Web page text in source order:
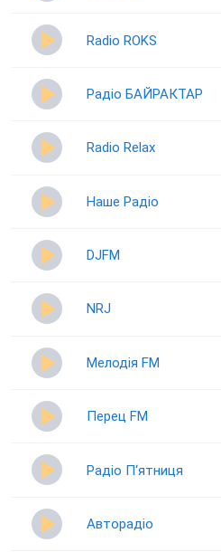
Radio ROKS
Радіо БАЙРАКТАР
Radio Relax
Наше Радіо
DJFM
NRJ
Мелодія FM
Перец FM
Радіо П‘ятниця
Авторадіо